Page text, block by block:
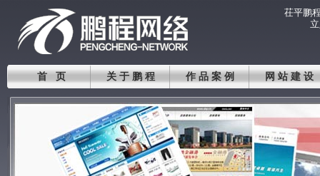
茌平鹏
首 页 关于鹏程 作品案例 网站建设